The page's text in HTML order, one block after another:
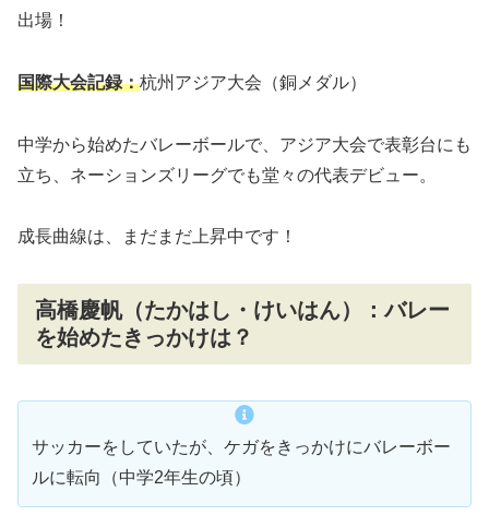
出場！
国際大会記録：杭州アジア大会（銅メダル）
中学から始めたバレーボールで、アジア大会で表彰台にも
立ち、ネーションズリーグでも堂々の代表デビュー。
成長曲線は、まだまだ上昇中です！
高橋慶帆（たかはし・けいはん）：バレー
を始めたきっかけは？
サッカーをしていたが、ケガをきっかけにバレーボー
ルに転向（中学2年生の頃）